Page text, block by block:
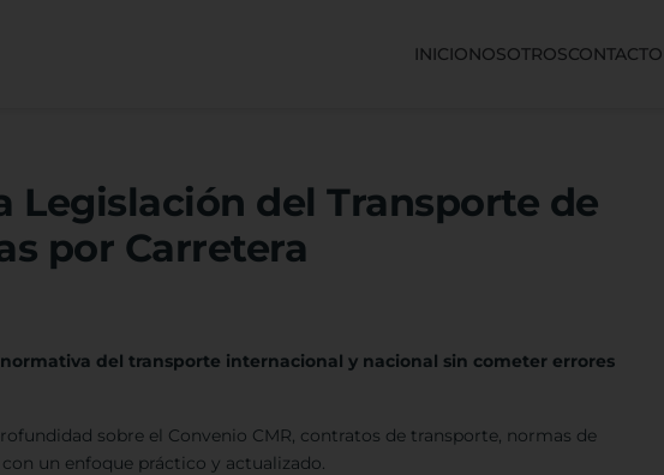
INICIONOSOTROSCONTACTO
Legislación del Transporte de
por Carretera
del transporte internacional y nacional sin cometer errores
sobre el Convenio CMR, contratos de transporte, normas de
un enfoque práctico y actualizado.